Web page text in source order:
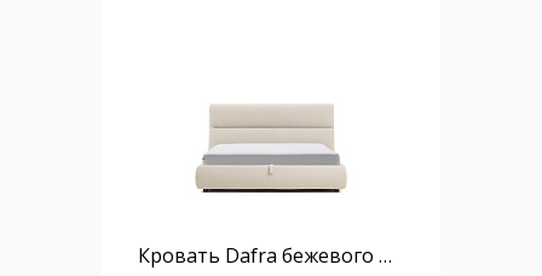
Кровать Dafra бежевого цвета из шенилла с ящиком для хранения 180 х 200 см